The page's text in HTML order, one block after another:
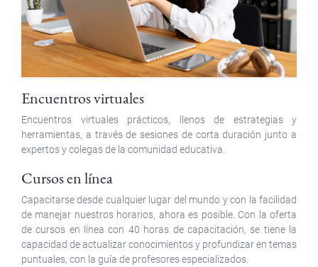
Encuentros virtuales
Encuentros virtuales prácticos, llenos de estrategias y
herramientas, a través de sesiones de corta duración junto a
expertos y colegas de la comunidad educativa.
Cursos en línea
Capacitarse desde cualquier lugar del mundo y con la facilidad
de manejar nuestros horarios, ahora es posible. Con la oferta
de cursos en línea con 40 horas de capacitación, se tiene la
capacidad de actualizar conocimientos y profundizar en temas
puntuales, con la guía de profesores especializados.